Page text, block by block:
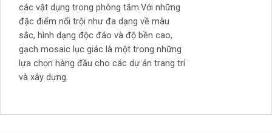
các vật dụng trong phòng tắm.Với những
đặc điểm nổi trội như đa dạng về màu
sắc, hình dạng độc đáo và độ bền cao,
gạch mosaic lục giác là một trong những
lựa chọn hàng đầu cho các dự án trang trí
và xây dựng.